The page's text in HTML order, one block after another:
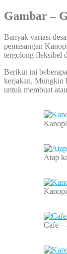
Gambar –
Banyak variasi
pemasangan
tergolong fleksibel
Berikut ini
kerjakan, Mungkin
untuk membuat
Atap
Cafe –